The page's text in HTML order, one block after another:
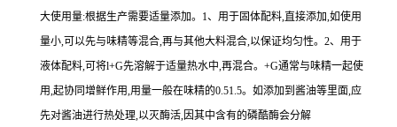
大使用量:根据生产需要适量添加。1、用于固体配料,直接添加,如使用
量小,可以先与味精等混合,再与其他大料混合,以保证均匀性。2、用于
液体配料,可将l+G先溶解于适量热水中,再混合。+G通常与味精一起使
用,起协同增鲜作用,用量一般在味精的0.51.5。如添加到酱油等里面,应
先对酱油进行热处理,以灭酶活,因其中含有的磷酷酶会分解